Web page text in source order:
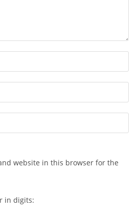
website in this browser for the
in digits: